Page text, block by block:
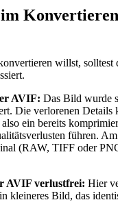
willst, solltest
AVIF: Das Bild wurde
Die verlorenen Details
ein bereits
führen. Am
(RAW, TIFF oder
AVIF verlustfrei: Hier
kleineres Bild, das